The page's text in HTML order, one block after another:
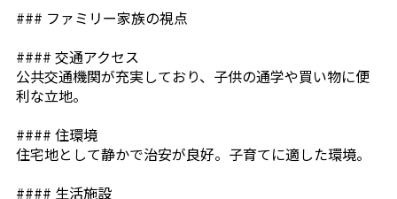
### ファミリー家族の視点
#### 交通アクセス
公共交通機関が充実しており、子供の通学や買い物に便
利な立地。
#### 住環境
住宅地として静かで治安が良好。子育てに適した環境。
#### 生活施設